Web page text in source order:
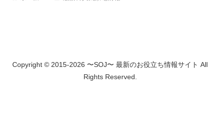
Copyright © 2015-2026 〜SOJ〜 最新のお役立ち情報サイト All
Rights Reserved.